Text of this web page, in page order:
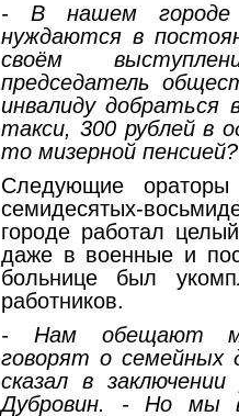
- В нашем городе
нуждаются в
своём
председатель
инвалиду добраться
такси, 300 рублей в
то мизерной пенсией?
Следующие
семидесятых-
городе работал
даже в военные и
больнице был
работников.
- Нам обещают
говорят о семейных
сказал в
Дубровин. - Но мы